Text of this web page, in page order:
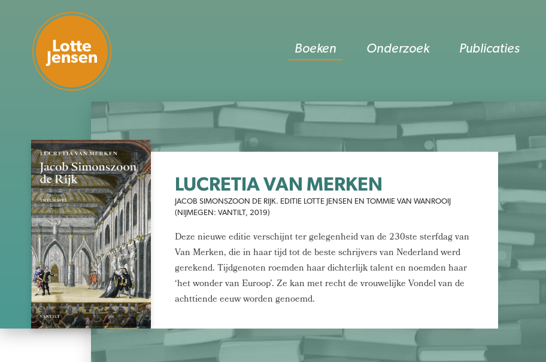
Lotte
Jensen Boeken Onderzoek Publicaties
LUCRETIA VAN MERKEN
JACOB SIMONSZOON DE RIJK. EDITIE LOTTE JENSEN EN TOMMIE VAN WANROOIJ
(NIJMEGEN: VANTILT, 2019)
Deze nieuwe editie verschijnt ter gelegenheid van de 230ste sterfdag van
Van Merken, die in haar tijd tot de beste schrijvers van Nederland werd
gerekend. Tijdgenoten roemden haar dichterlijk talent en noemden haar
‘het wonder van Euroop’. Ze kan met recht de vrouwelijke Vondel van de
achttiende eeuw worden genoemd.